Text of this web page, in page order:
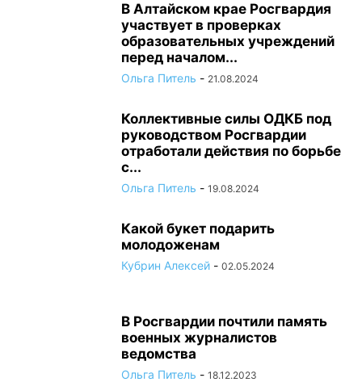
В Алтайском крае Росгвардия
участвует в проверках
образовательных учреждений
перед началом...
Ольга Питель - 21.08.2024
Коллективные силы ОДКБ под
руководством Росгвардии
отработали действия по борьбе
с...
Ольга Питель - 19.08.2024
Какой букет подарить
молодоженам
Кубрин Алексей - 02.05.2024
В Росгвардии почтили память
военных журналистов
ведомства
Ольга Питель - 18.12.2023